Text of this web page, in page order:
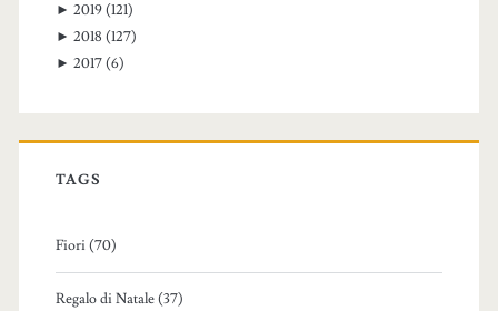
► 2019 (121)
► 2018 (127)
► 2017 (6)
TAGS
Fiori (70)
Regalo di Natale (37)